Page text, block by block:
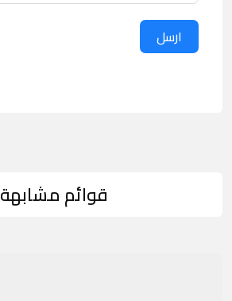
ارسل
قوائم مشابهة